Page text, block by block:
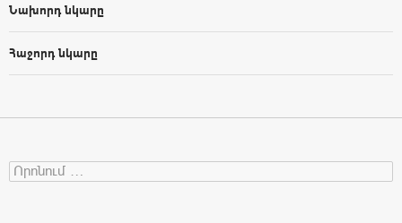
Նախորդ նկարը
Հաջորդ նկարը
Search for: